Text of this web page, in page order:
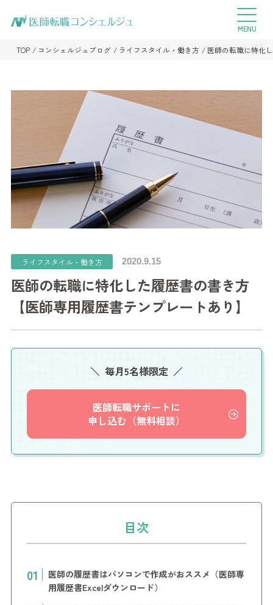
TOP コンシェルジュブログ ライフスタイル・働き方 医師の転職に特化
ライフスタイル・働き方 2020.9.15
医師の転職に特化した履歴書の書き方
【医師専用履歴書テンプレートあり】
毎月5名様限定
医師転職サポートに
申し込む（無料相談）
目次
医師の履歴書はパソコンで作成がおススメ（医師専
用履歴書Excelダウンロード）